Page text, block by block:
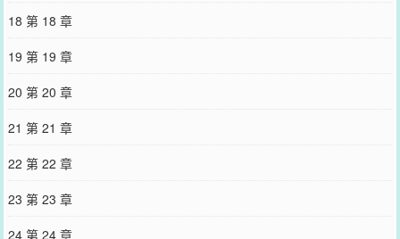
的成年礼。上一秒他答应对方会在礼成的最后一刻送上祝福与礼物，
下一秒就因为发情期来势汹汹不得不把自己关在密室里躺尸。也因此
错过了送礼的最佳时机。就在季兰枝因为扛不住发情期的燥热，耳朵
和尾巴接连冒出之时，密室的门开了。他看着彼时还没他一半高的小
师弟，如今一只手就能将他整个人箍在怀里。季兰枝虚弱的斥他：闻
钧，放开我。小师弟一直很听他的话，这次估计也不例外。他等了半
天，没等到闻钧松开他，却等来了一只坏心眼的大手摸上了敏感的尾
巴，暧昧地在尾巴根处来回摩挲打圈。季兰枝在他怀里软成一滩，瞪
大了眼：“你…”闻钧低下头，闻着师兄身上沁人的冷香，喟叹似的、
轻轻吻上他的耳朵。“师兄，这个成年礼礼物，我很喜欢。”.阅读指
南：*腹黑宠妻痴汉喜欢对受撒娇师弟攻×病弱团宠咸鱼美人师兄受*攻
很痴汉，特别痴汉*攻宠受and互宠*身心1v1--预收2《咸鱼美人破产后
被死对头连夜抱走》求收藏~本文文案：熟悉薄年的人都知道，他对外
18 第 18 章
19 第 19 章
20 第 20 章
21 第 21 章
22 第 22 章
23 第 23 章
24 第 24 章